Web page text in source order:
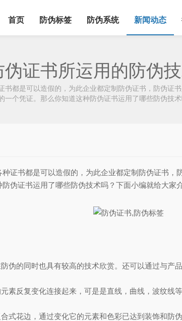
首页 防伪标签 防伪系统 新闻动态
伪证书所运用的防伪
是可以造假的，为此企业都定制防伪证书，防伪证
一个凭证。那么你知道这种防伪证书运用了哪些防伪技
书都是可以造假的，为此企业都定制防伪证书，
伪证书运用了哪些防伪技术吗？下面小编就给大家
的同时也具有较高的技术欣赏。还可以通过与产品
反复变化连接起来，可是是直线，曲线，波纹线等
花边，通过变化它的元素和色彩已达到装饰和防伪